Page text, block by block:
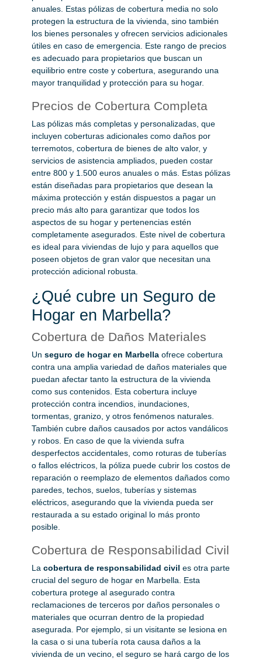
anuales. Estas pólizas de cobertura media no solo
protegen la estructura de la vivienda, sino también
los bienes personales y ofrecen servicios adicionales
útiles en caso de emergencia. Este rango de precios
es adecuado para propietarios que buscan un
equilibrio entre coste y cobertura, asegurando una
mayor tranquilidad y protección para su hogar.
Precios de Cobertura Completa
Las pólizas más completas y personalizadas, que
incluyen coberturas adicionales como daños por
terremotos, cobertura de bienes de alto valor, y
servicios de asistencia ampliados, pueden costar
entre 800 y 1.500 euros anuales o más. Estas pólizas
están diseñadas para propietarios que desean la
máxima protección y están dispuestos a pagar un
precio más alto para garantizar que todos los
aspectos de su hogar y pertenencias estén
completamente asegurados. Este nivel de cobertura
es ideal para viviendas de lujo y para aquellos que
poseen objetos de gran valor que necesitan una
protección adicional robusta.
¿Qué cubre un Seguro de
Hogar en Marbella?
Cobertura de Daños Materiales
Un seguro de hogar en Marbella ofrece cobertura
contra una amplia variedad de daños materiales que
puedan afectar tanto la estructura de la vivienda
como sus contenidos. Esta cobertura incluye
protección contra incendios, inundaciones,
tormentas, granizo, y otros fenómenos naturales.
También cubre daños causados por actos vandálicos
y robos. En caso de que la vivienda sufra
desperfectos accidentales, como roturas de tuberías
o fallos eléctricos, la póliza puede cubrir los costos de
reparación o reemplazo de elementos dañados como
paredes, techos, suelos, tuberías y sistemas
eléctricos, asegurando que la vivienda pueda ser
restaurada a su estado original lo más pronto
posible.
Cobertura de Responsabilidad Civil
La cobertura de responsabilidad civil es otra parte
crucial del seguro de hogar en Marbella. Esta
cobertura protege al asegurado contra
reclamaciones de terceros por daños personales o
materiales que ocurran dentro de la propiedad
asegurada. Por ejemplo, si un visitante se lesiona en
la casa o si una tubería rota causa daños a la
vivienda de un vecino, el seguro se hará cargo de los